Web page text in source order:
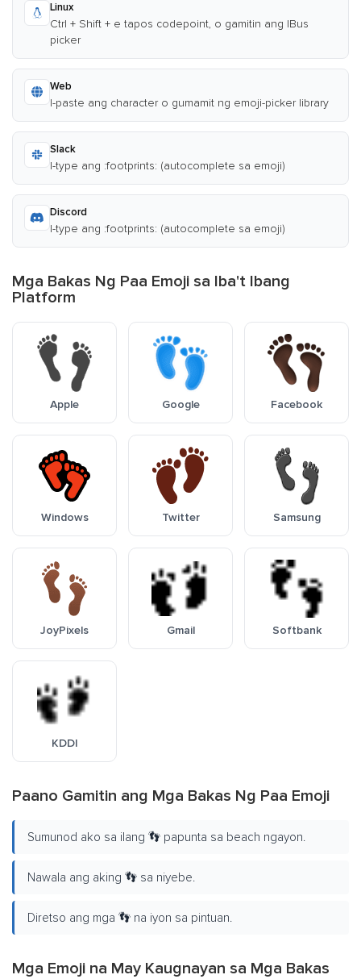
Linux
Ctrl + Shift + e tapos codepoint, o gamitin ang IBus
picker
Web
I-paste ang character o gumamit ng emoji-picker library
Slack
I-type ang :footprints: (autocomplete sa emoji)
Discord
I-type ang :footprints: (autocomplete sa emoji)
Mga Bakas Ng Paa Emoji sa Iba't Ibang
Platform
Apple Google Facebook
Windows Twitter Samsung
JoyPixels Gmail Softbank
KDDI
Paano Gamitin ang Mga Bakas Ng Paa Emoji
Sumunod ako sa ilang 👣 papunta sa beach ngayon.
Nawala ang aking 👣 sa niyebe.
Diretso ang mga 👣 na iyon sa pintuan.
Mga Emoji na May Kaugnayan sa Mga Bakas